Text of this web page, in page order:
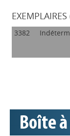
EXEMPLAIRES
3382
Boîte